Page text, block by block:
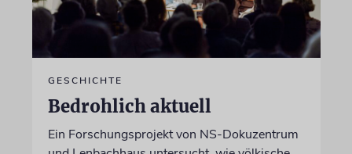
GESCHICHTE
Bedrohlich aktuell
Ein Forschungsprojekt von NS-Dokuzentrum